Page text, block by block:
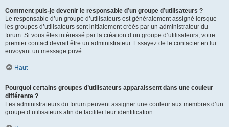
Comment puis-je devenir le responsable d’un groupe d’utilisateurs ?
Le responsable d’un groupe d’utilisateurs est généralement assigné lorsque
les groupes d’utilisateurs sont initialement créés par un administrateur du
forum. Si vous êtes intéressé par la création d’un groupe d’utilisateurs, votre
premier contact devrait être un administrateur. Essayez de le contacter en lui
envoyant un message privé.
Haut
Pourquoi certains groupes d’utilisateurs apparaissent dans une couleur
différente ?
Les administrateurs du forum peuvent assigner une couleur aux membres d’un
groupe d’utilisateurs afin de faciliter leur identification.